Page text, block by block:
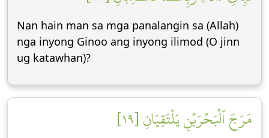
Nan hain man sa mga panalangin sa (Allah)
nga inyong Ginoo ang inyong ilimod (O jinn
ug katawhan)?
مَرَجَ ٱلۡبَحۡرَيۡنِ يَلۡتَقِيَانِ [١٩]